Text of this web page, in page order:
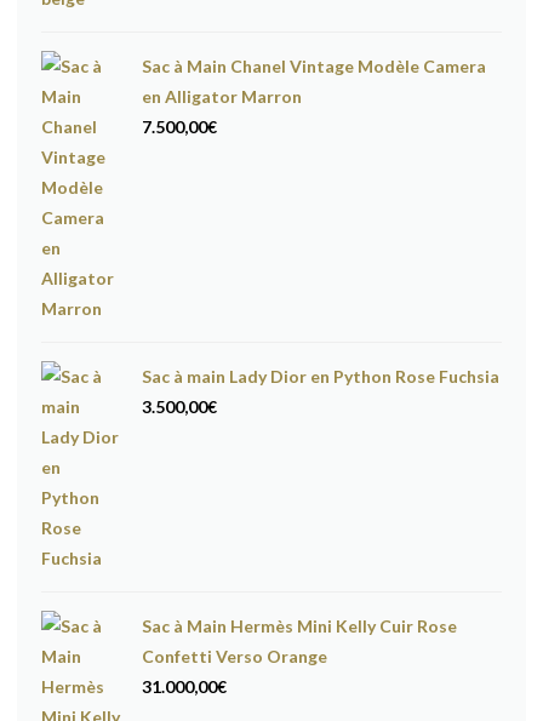
Sac à Main Chanel Vintage Modèle Camera
en Alligator Marron
7.500,00€
Sac à main Lady Dior en Python Rose Fuchsia
3.500,00€
Sac à Main Hermès Mini Kelly Cuir Rose
Confetti Verso Orange
31.000,00€